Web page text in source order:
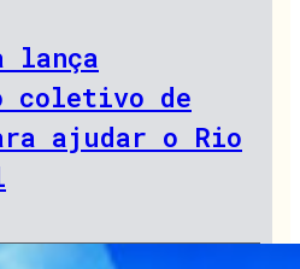
lança
coletivo de
ajudar o Rio